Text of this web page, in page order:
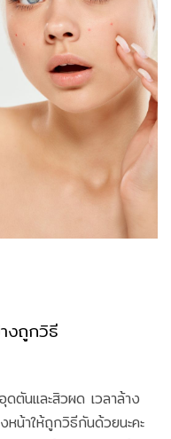
งถูกวิธี
ดตันและสิวผด เวลาล้าง
หน้าให้ถูกวิธีกันด้วยนะคะ